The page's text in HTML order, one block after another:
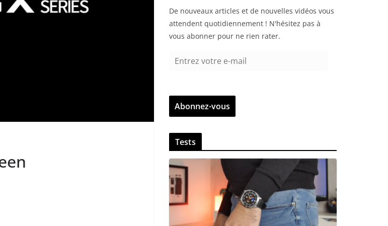
De nouveaux articles et de nouvelles vidéos vous
attendent quotidiennement ! N'hésitez pas à
vous abonner pour ne rien rater.
r
z
v
t
r
e
e
-
Abonnez-vous
Tests